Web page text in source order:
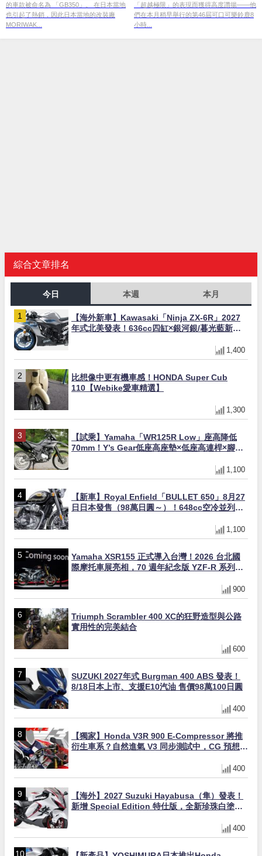
的車款被命名為 「GB350」。 在日本當地
也引起了熱銷，因此日本當地的改裝廠
MORIWAK...
「超越極限」的表現而獲得高度讚揚——他
們在本月稍早舉行的第46屆可口可樂鈴鹿8
小時...
綜合文章排名
今日 本週 本月
【海外新車】Kawasaki「Ninja ZX-6R」2027
年式北美發表！636cc四缸×銀河銀/暮光藍新色
1,400
比想像中更有機車感！HONDA Super Cub
110【Webike愛車精選】
1,300
【試乘】Yamaha「WR125R Low」座高降低
70mm！Y’s Gear低座高座墊×低座高連桿×腳踏
1,100
【新車】Royal Enfield「BULLET 650」8月27
日日本發售（98萬日圓～）！648cc空冷並列雙
1,100
Yamaha XSR155 正式導入台灣！2026 台北國
際摩托車展亮相，70 週年紀念版 YZF-R 系列限
900
Triumph Scrambler 400 XC的狂野造型與公路
實用性的完美結合
600
SUZUKI 2027年式 Burgman 400 ABS 發表！
8/18日本上市、支援E10汽油 售價98萬100日圓
400
【獨家】Honda V3R 900 E-Compressor 將推
衍生車系？自然進氣 V3 同步測試中，CG 預想曝
400
【海外】2027 Suzuki Hayabusa（隼）發表！
新增 Special Edition 特仕版，全新珍珠白塗裝
400